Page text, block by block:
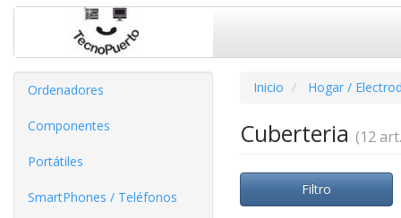
Ordenadores
Componentes
Portátiles
SmartPhones / Teléfonos
Inicio Hogar /
Cuberteria (12
Filtro